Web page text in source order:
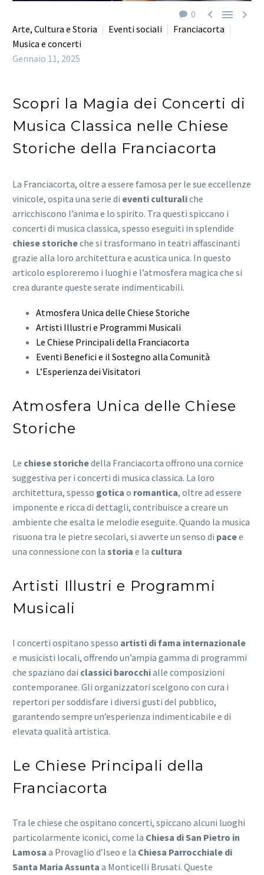
0   
Arte, Cultura e Storia Eventi sociali
Franciacorta
Musica e concerti
Gennaio 11, 2025
Scopri la Magia dei Concerti di
Musica Classica nelle Chiese
Storiche della Franciacorta
La Franciacorta, oltre a essere famosa per le sue eccellenze
vinicole, ospita una serie di eventi culturaliche
arricchiscono l’anima e lo spirito. Tra questi spiccano i
concerti di musica classica, spesso eseguiti in splendide
chiese storicheche si trasformano in teatri affascinanti
grazie alla loro architettura e acustica unica. In questo
articolo esploreremo i luoghi e l’atmosfera magica che si
crea durante queste serate indimenticabili.
Atmosfera Unica delle Chiese Storiche
Artisti Illustri e Programmi Musicali
Le Chiese Principali della Franciacorta
Eventi Benefici e il Sostegno alla Comunità
L’Esperienza dei Visitatori
Atmosfera Unica delle Chiese
Storiche
Le chiese storichedella Franciacorta offrono una cornice
suggestiva per i concerti di musica classica. La loro
architettura, spesso gotica o romantica, oltre ad essere
imponente e ricca di dettagli, contribuisce a creare un
ambiente che esalta le melodie eseguite. Quando la musica
risuona tra le pietre secolari, si avverte un senso di pacee
una connessione con la storia e la cultura
Artisti Illustri e Programmi
Musicali
I concerti ospitano spesso artisti di fama internazionale
e musicisti locali, offrendo un’ampia gamma di programmi
che spaziano dai classici barocchialle composizioni
contemporanee. Gli organizzatori scelgono con cura i
repertori per soddisfare i diversi gusti del pubblico,
garantendo sempre un’esperienza indimenticabile e di
elevata qualità artistica.
Le Chiese Principali della
Franciacorta
Tra le chiese che ospitano concerti, spiccano alcuni luoghi
particolarmente iconici, come la Chiesa di San Pietro in
Lamosa a Provaglio d’Iseo e la Chiesa Parrocchiale di
Santa Maria Assunta a Monticelli Brusati. Queste